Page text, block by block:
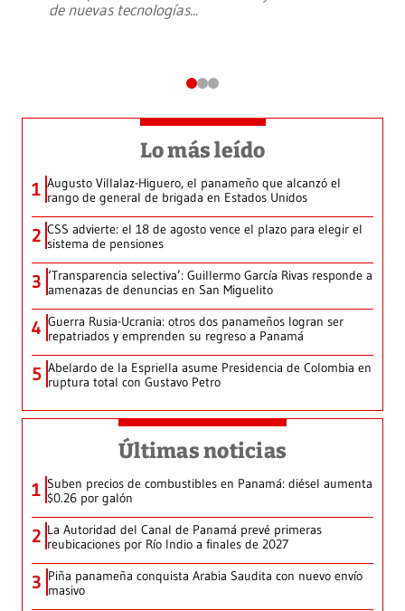
de nuevas tecnologías...
Lo más leído
1 Augusto Villalaz-Higuero, el panameño que alcanzó el
rango de general de brigada en Estados Unidos
2 CSS advierte: el 18 de agosto vence el plazo para elegir el
sistema de pensiones
3 ‘Transparencia selectiva’: Guillermo García Rivas responde a
amenazas de denuncias en San Miguelito
4 Guerra Rusia-Ucrania: otros dos panameños logran ser
repatriados y emprenden su regreso a Panamá
5 Abelardo de la Espriella asume Presidencia de Colombia en
ruptura total con Gustavo Petro
Últimas noticias
1 Suben precios de combustibles en Panamá: diésel aumenta
$0.26 por galón
2 La Autoridad del Canal de Panamá prevé primeras
reubicaciones por Río Indio a finales de 2027
3 Piña panameña conquista Arabia Saudita con nuevo envío
masivo